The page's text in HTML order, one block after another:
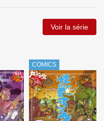
Voir la série
COMICS